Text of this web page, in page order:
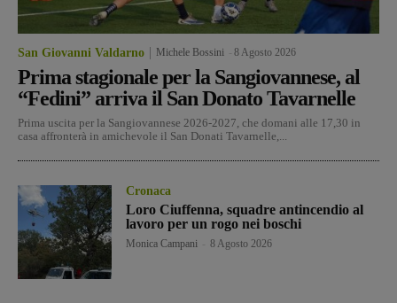
San Giovanni Valdarno Michele Bossini 8 Agosto 2026
Prima stagionale per la Sangiovannese, al
“Fedini” arriva il San Donato Tavarnelle
Prima uscita per la Sangiovannese 2026-2027, che domani alle 17,30 in
casa affronterà in amichevole il San Donati Tavarnelle,...
Cronaca
Loro Ciuffenna, squadre antincendio al
lavoro per un rogo nei boschi
Monica Campani 8 Agosto 2026